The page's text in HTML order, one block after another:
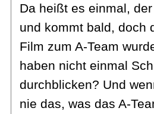
Da heißt es einmal,
und kommt bald, doch
Film zum A-Team
haben nicht einmal
durchblicken? Und
nie das, was das A-